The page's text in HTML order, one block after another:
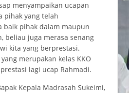
menyampaikan ucapan
pihak yang telah
baik pihak dalam maupun
beliau juga merasa senang
kita yang berprestasi.
merupakan kelas KKO
lagi ucap Rahmadi.
Kepala Madrasah Sukeimi,